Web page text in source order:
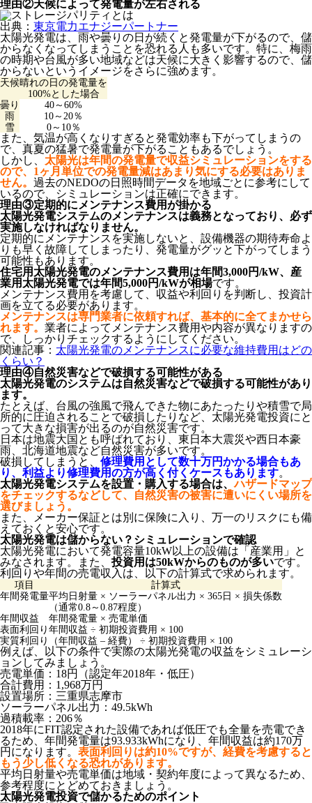
理由②天候によって発電量が左右される
出典： 東京電力エナジーパートナー
太陽光発電は、雨や曇りの日が続くと発電量が下がるので、儲
からなくなってしまうことを恐れる人も多いです。特に、梅雨
の時期や台風が多い地域などは天候に大きく影響するので、儲
からないというイメージをさらに強めます。
天候晴れの日の発電量を
100%とした場合
曇り
40～60%
雨
10～20％
雪
0～10％
また、気温が高くなりすぎると発電効率も下がってしまうの
で、真夏の猛暑で発電量が下がることもあるでしょう。
しかし、 太陽光は年間の発電量で収益シミュレーションをする
ので、1ヶ月単位での発電量減はあまり気にする必要はありま
せん。 過去のNEDOの日照時間データを地域ごとに参考にして
いるので、シミュレーションは正確にできます。
理由③定期的にメンテナンス費用が掛かる
太陽光発電システムのメンテナンスは義務となっており、必ず
実施しなければなりません。
定期的にメンテナンスを実施しないと、設備機器の期待寿命よ
りも早く故障してしまったり、発電量がグッと下がってしまう
可能性もあります。
住宅用太陽光発電のメンテナンス費用は年間3,000円/kW、産
業用太陽光発電では年間5,000円/kWが相場です。
メンテナンス費用を考慮して、収益や利回りを判断し、投資計
画を立てる必要があります。
メンテナンスは専門業者に依頼すれば、 基本的に全てまかせら
れます。 業者によってメンテナンス費用や内容が異なりますの
で、しっかりチェックするようにしてください。
関連記事： 太陽光発電のメンテナンスに必要な維持費用はどの
くらい？
理由④自然災害などで破損する可能性がある
太陽光発電のシステムは自然災害などで破損する可能性があり
ます。
たとえば、台風の強風で飛んできた物にあたったりや積雪で局
所的に圧迫されることで破損したりなど、太陽光発電投資にと
って大きな損害が出るのが自然災害です。
日本は地震大国とも呼ばれており、東日本大震災や西日本豪
雨、北海道地震など自然災害が多いです。
破損してしまうと、 修理費用として数十万円かかる場合もあ
り、利益より修理費用の方が高く付くケースもあります。
太陽光発電システムを設置・購入する場合は、ハザードマップ
をチェックするなどして、自然災害の被害に遭いにくい場所を
選びましょう。
また、メーカー保証とは別に保険に入り、万一のリスクにも備
えておくと安心です。
太陽光発電は儲からない？シミュレーションで確認
太陽光発電において発電容量10kW以上の設備は「産業用」と
みなされます。また、投資用は50kWからのものが多いです。
利回りや年間の売電収入は、以下の計算式で求められます。
項目
計算式
年間発電量平均日射量 × ソーラーパネル出力 × 365日 × 損失係数
（通常0.8～0.87程度）
年間収益
年間発電量 × 売電単価
表面利回り 年間収益 ÷ 初期投資費用 × 100
実質利回り
（年間収益 – 経費） ÷ 初期投資費用 × 100
例えば、以下の条件で実際の太陽光発電の収益をシミュレーシ
ョンしてみましょう。
売電単価：18円（認定年2018年・低圧）
合計費用：1,968万円
設置場所：三重県志摩市
ソーラーパネル出力：49.5kWh
過積載率：206％
2018年にFIT認定された設備であれば低圧でも全量を売電でき
るため、年間発電量は93.933kWhになり、年間収益は約170万
円になります。 表面利回りは約10%ですが、経費を考慮すると
もう少し低くなる恐れがあります。
平均日射量や売電単価は地域・契約年度によって異なるため、
参考程度にとどめておきましょう。
太陽光発電投資で儲かるためのポイント